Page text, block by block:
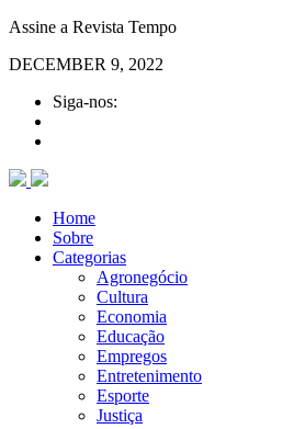
Assine a Revista Tempo
DECEMBER 9, 2022
Siga-nos:
Home
Sobre
Categorias
Agronegócio
Cultura
Economia
Educação
Empregos
Entretenimento
Esporte
Justiça